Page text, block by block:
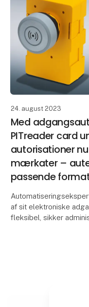
24. august 2023
Med
PITreader card
autorisationer
mærkater –
passende
af sit elektroniske
fleksibel, sikker